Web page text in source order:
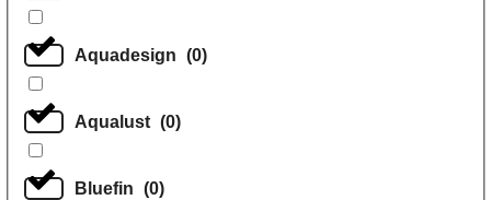
Aquadesign (0)
Aqualust (0)
Bluefin (0)